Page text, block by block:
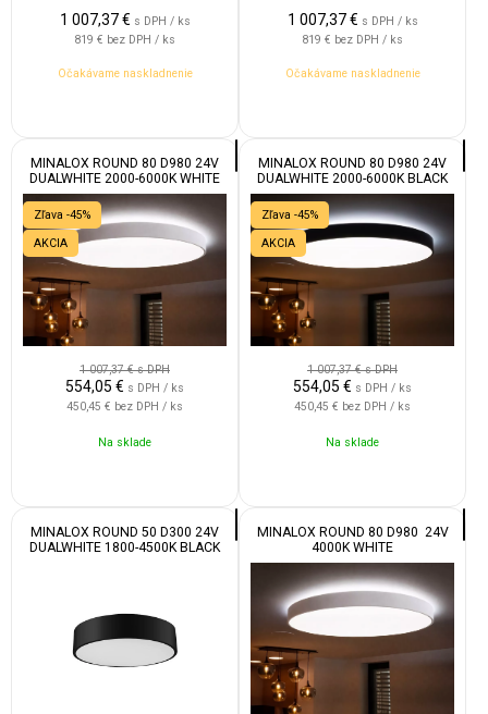
1 007,37 € s DPH / ks
819 € bez DPH / ks
Očakávame naskladnenie
1 007,37 € s DPH / ks
819 € bez DPH / ks
Očakávame naskladnenie
MINALOX ROUND 80 D980 24V
DUALWHITE 2000-6000K WHITE
Zľava -45%
AKCIA
1 007,37 €s DPH
554,05 € s DPH / ks
450,45 € bez DPH / ks
Na sklade
MINALOX ROUND 80 D980 24V
DUALWHITE 2000-6000K BLACK
Zľava -45%
AKCIA
1 007,37 €s DPH
554,05 € s DPH / ks
450,45 € bez DPH / ks
Na sklade
MINALOX ROUND 50 D300 24V
DUALWHITE 1800-4500K BLACK
MINALOX ROUND 80 D980 24V
4000K WHITE